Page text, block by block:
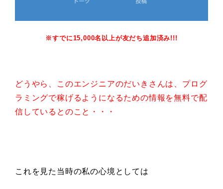
※すでに15,000名以上が友だち追加済み!!!
どうやら、このエンジニアのだいきさんは、プログ
ラミングで稼げるようになるための情報を無料で配
信しているとのこと・・・
これを見た当時の私の心境としては